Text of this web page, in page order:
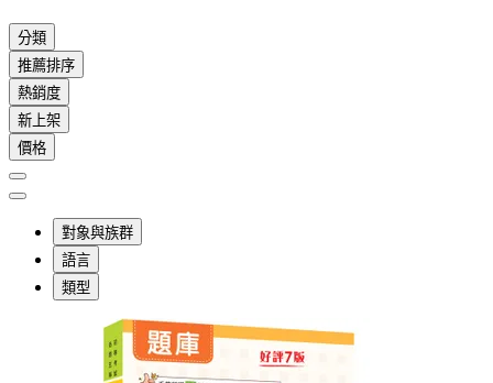
分類
推薦排序
熱銷度
新上架
價格
對象與族群
語言
類型